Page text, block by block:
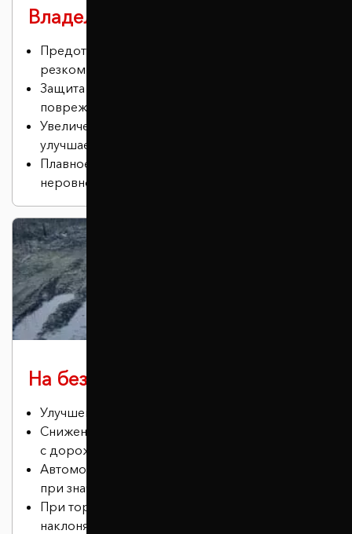
Владельцам спорткаров
Предотвращение эффекта кивка при
резком торможении.
Защита нижней части автомобиля от
повреждений.
Увеличение дорожного просвета, что
улучшает проходимость.
Плавное и бесшумное преодоление
неровностей.
На бездорожье
Улучшение проходимости автомобиля.
Снижение риска соприкосновения днища
с дорожными неровностями
Автомобиль сохраняет устойчивость даже
при значительных нагрузках.
При торможении машина меньше
наклоняется вперед.